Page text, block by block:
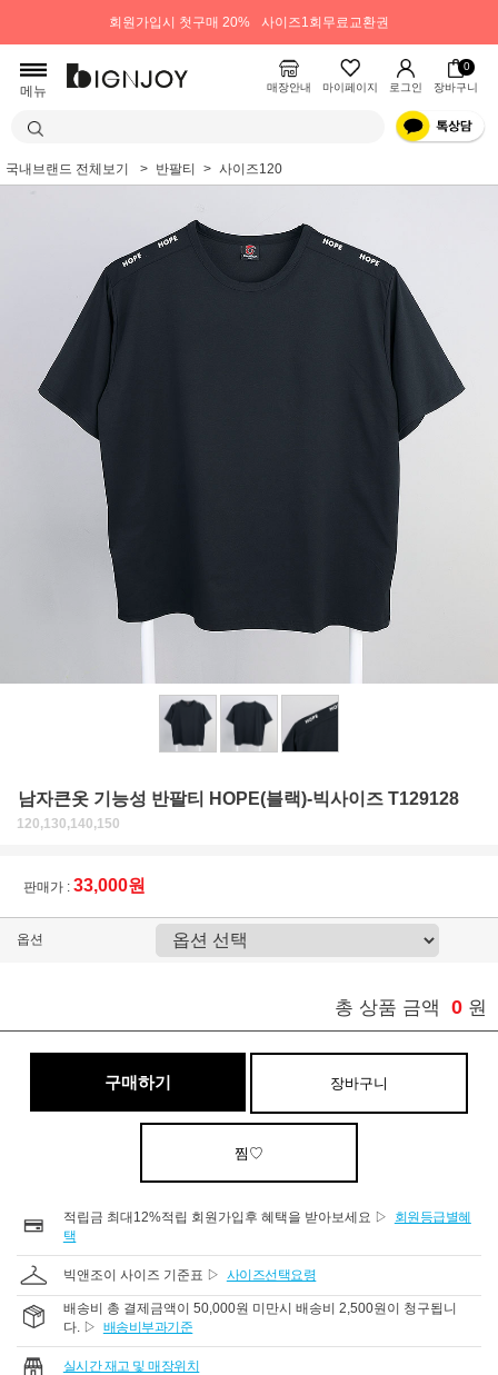
회원가입시 첫구매 20% 사이즈1회무료교환권
메뉴 매장안내 마이페이지 로그인
0
장바구니
국내브랜드 전체보기 반팔티 사이즈120
남자큰옷 기능성 반팔티 HOPE(블랙)-빅사이즈 T129128
120,130,140,150
판매가 : 33,000원
옵션
총 상품 금액 0 원
구매하기 장바구니
찜♡
적립금 최대12%적립 회원가입후 혜택을 받아보세요 ▷
회원등급별혜
택
빅앤조이 사이즈 기준표 ▷ 사이즈선택요령
배송비 총 결제금액이 50,000원 미만시 배송비 2,500원이 청구됩니
다. ▷ 배송비부과기준
실시간 재고 및 매장위치